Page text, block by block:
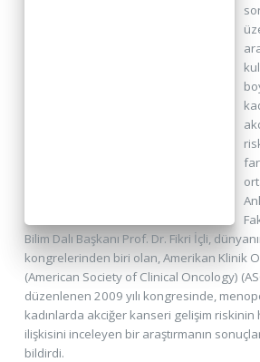
Bilim Dalı Başkanı Prof. Dr. Fikri İçli,
kongrelerinden biri olan, Amerikan Klinik
(American Society of Clinical Oncology)
düzenlenen 2009 yılı kongresinde,
kadınlarda akciğer kanseri gelişim
ilişkisini inceleyen bir araştırmanın
bildirdi.